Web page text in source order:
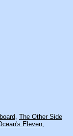
, The Other Side
Eleven,